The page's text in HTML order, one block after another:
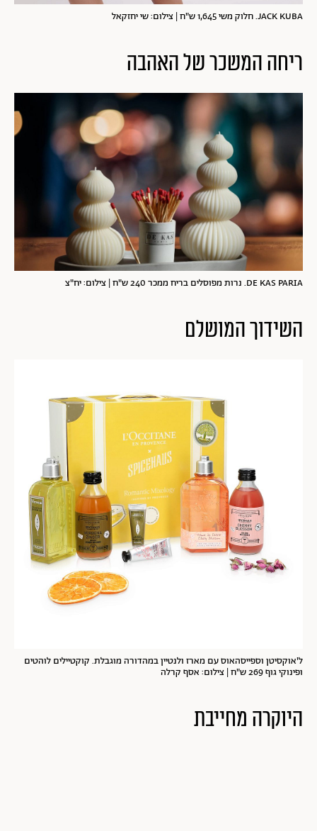
JACK KUBA. חלוק משי 1,645 ש"ח | צילום: שי יחזקאל
ריחה המשכר של האהבה
DE KAS PARIA. נרות מפוסלים בריח ממכר 240 ש"ח | צילום: יח"צ
השידוך המושלם
ל'אוקסיטן וספייסהאוס עם מארז ולנטיין במהדורה מוגבלת. קוקטיילים לוהטים
ופינוקי גוף 269 ש"ח | צילום: אסף קרלה
היוקרה מחייבת